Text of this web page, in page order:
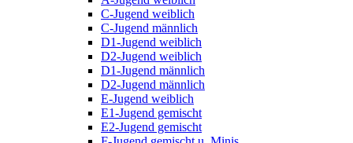
C-Jugend weiblich
C-Jugend männlich
D1-Jugend weiblich
D2-Jugend weiblich
D1-Jugend männlich
D2-Jugend männlich
E-Jugend weiblich
E1-Jugend gemischt
E2-Jugend gemischt